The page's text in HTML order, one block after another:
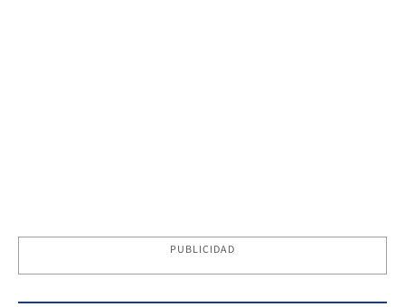
PUBLICIDAD